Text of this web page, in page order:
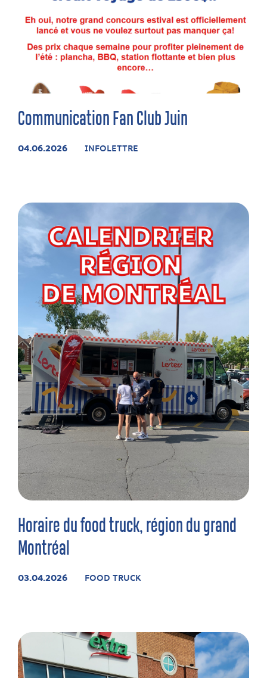
Communication Fan Club Juin
04.06.2026 INFOLETTRE
Horaire du food truck, région du grand
Montréal
03.04.2026 FOOD TRUCK